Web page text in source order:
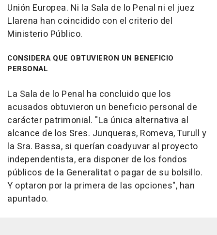
Unión Europea. Ni la Sala de lo Penal ni el juez
Llarena han coincidido con el criterio del
Ministerio Público.
CONSIDERA QUE OBTUVIERON UN BENEFICIO
PERSONAL
La Sala de lo Penal ha concluido que los
acusados obtuvieron un beneficio personal de
carácter patrimonial. "La única alternativa al
alcance de los Sres. Junqueras, Romeva, Turull y
la Sra. Bassa, si querían coadyuvar al proyecto
independentista, era disponer de los fondos
públicos de la Generalitat o pagar de su bolsillo.
Y optaron por la primera de las opciones", han
apuntado.